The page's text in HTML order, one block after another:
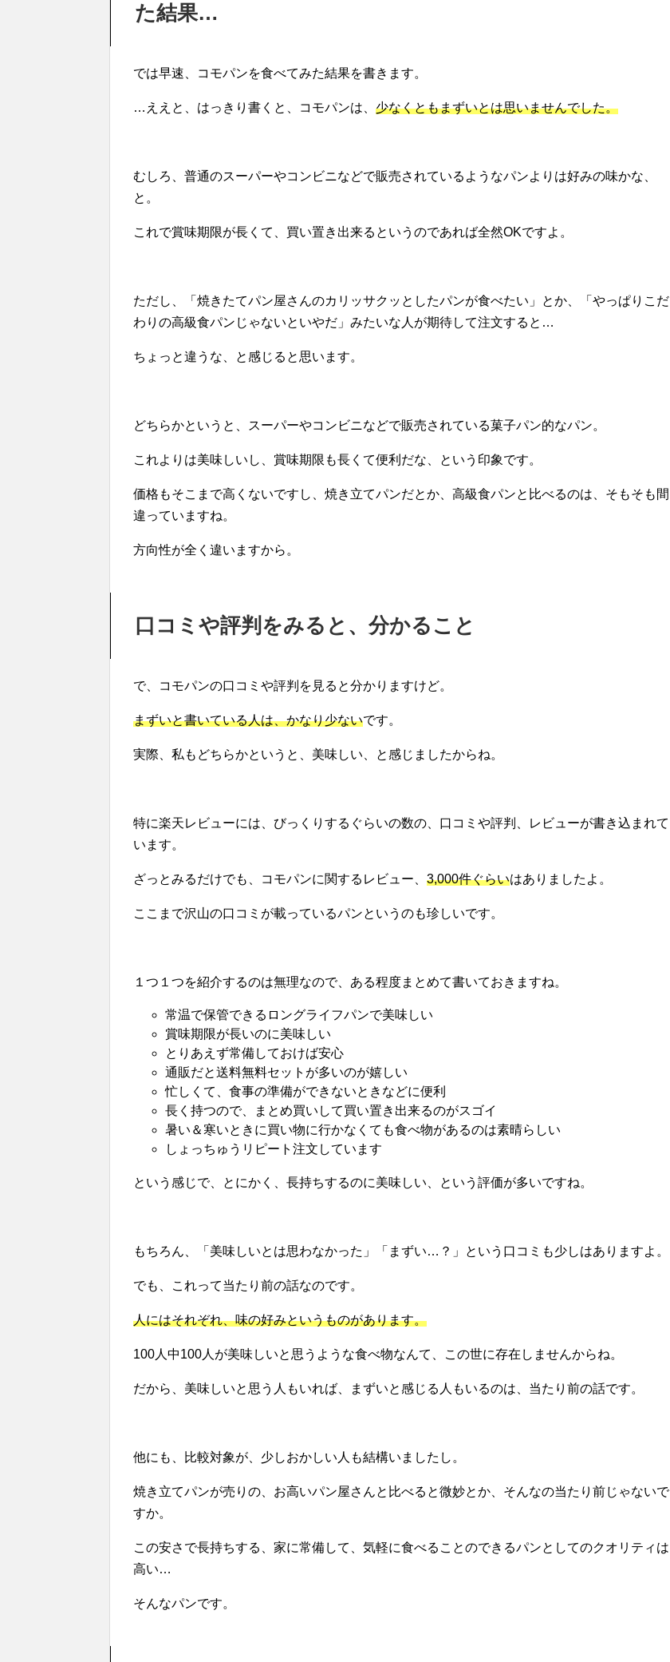
た結果…
では早速、コモパンを食べてみた結果を書きます。
…ええと、はっきり書くと、コモパンは、 少なくともまずいとは思いませんでした。
むしろ、普通のスーパーやコンビニなどで販売されているようなパンよりは好みの味かな、
と。
これで賞味期限が長くて、買い置き出来るというのであれば全然OKですよ。
ただし、「焼きたてパン屋さんのカリッサクッとしたパンが食べたい」とか、「やっぱりこだ
わりの高級食パンじゃないといやだ」みたいな人が期待して注文すると…
ちょっと違うな、と感じると思います。
どちらかというと、スーパーやコンビニなどで販売されている菓子パン的なパン。
これよりは美味しいし、賞味期限も長くて便利だな、という印象です。
価格もそこまで高くないですし、焼き立てパンだとか、高級食パンと比べるのは、そもそも間
違っていますね。
方向性が全く違いますから。
口コミや評判をみると、分かること
で、コモパンの口コミや評判を見ると分かりますけど。
まずいと書いている人は、かなり少ないです。
実際、私もどちらかというと、美味しい、と感じましたからね。
特に楽天レビューには、びっくりするぐらいの数の、口コミや評判、レビューが書き込まれて
います。
ざっとみるだけでも、コモパンに関するレビュー、 3,000件ぐらいはありましたよ。
ここまで沢山の口コミが載っているパンというのも珍しいです。
１つ１つを紹介するのは無理なので、ある程度まとめて書いておきますね。
常温で保管できるロングライフパンで美味しい
賞味期限が長いのに美味しい
とりあえず常備しておけば安心
通販だと送料無料セットが多いのが嬉しい
忙しくて、食事の準備ができないときなどに便利
長く持つので、まとめ買いして買い置き出来るのがスゴイ
暑い＆寒いときに買い物に行かなくても食べ物があるのは素晴らしい
しょっちゅうリピート注文しています
という感じで、とにかく、長持ちするのに美味しい、という評価が多いですね。
もちろん、「美味しいとは思わなかった」「まずい…？」という口コミも少しはありますよ。
でも、これって当たり前の話なのです。
人にはそれぞれ、味の好みというものがあります。
100人中100人が美味しいと思うような食べ物なんて、この世に存在しませんからね。
だから、美味しいと思う人もいれば、まずいと感じる人もいるのは、当たり前の話です。
他にも、比較対象が、少しおかしい人も結構いましたし。
焼き立てパンが売りの、お高いパン屋さんと比べると微妙とか、そんなの当たり前じゃないで
すか。
この安さで長持ちする、家に常備して、気軽に食べることのできるパンとしてのクオリティは
高い…
そんなパンです。